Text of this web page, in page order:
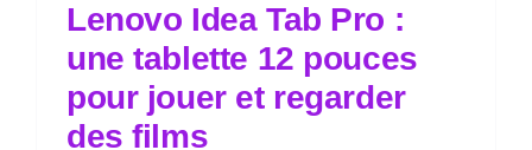
Lenovo Idea Tab Pro :
une tablette 12 pouces
pour jouer et regarder
des films